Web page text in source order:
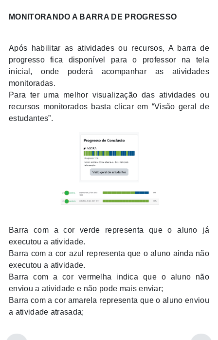
MONITORANDO A BARRA DE PROGRESSO
Após habilitar as atividades ou recursos, A barra de
progresso fica disponível para o professor na tela
inicial, onde poderá acompanhar as atividades
monitoradas.
Para ter uma melhor visualização das atividades ou
recursos monitorados basta clicar em “Visão geral de
estudantes”.
Barra com a cor verde representa que o aluno já
executou a atividade.
Barra com a cor azul representa que o aluno ainda não
executou a atividade.
Barra com a cor vermelha indica que o aluno não
enviou a atividade e não pode mais enviar;
Barra com a cor amarela representa que o aluno enviou
a atividade atrasada;